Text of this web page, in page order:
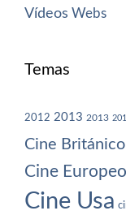
Vídeos Webs
Temas
2012 2013 2013
Cine Británico
Cine Europeo
Cine Usa